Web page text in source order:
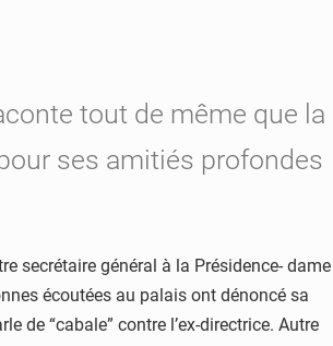
tout de même que la
ses amitiés profondes
secrétaire général à la Présidence- dame
écoutées au palais ont dénoncé sa
de “cabale” contre l’ex-directrice. Autre